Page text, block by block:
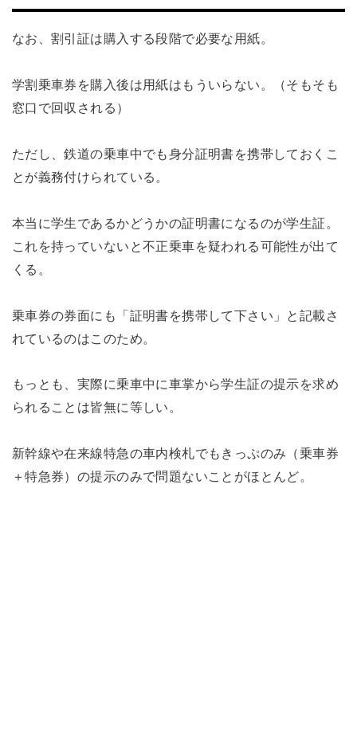
なお、割引証は購入する段階で必要な用紙。
学割乗車券を購入後は用紙はもういらない。（そもそも
窓口で回収される）
ただし、鉄道の乗車中でも身分証明書を携帯しておくこ
とが義務付けられている。
本当に学生であるかどうかの証明書になるのが学生証。
これを持っていないと不正乗車を疑われる可能性が出て
くる。
乗車券の券面にも「証明書を携帯して下さい」と記載さ
れているのはこのため。
もっとも、実際に乗車中に車掌から学生証の提示を求め
られることは皆無に等しい。
新幹線や在来線特急の車内検札でもきっぷのみ（乗車券
＋特急券）の提示のみで問題ないことがほとんど。